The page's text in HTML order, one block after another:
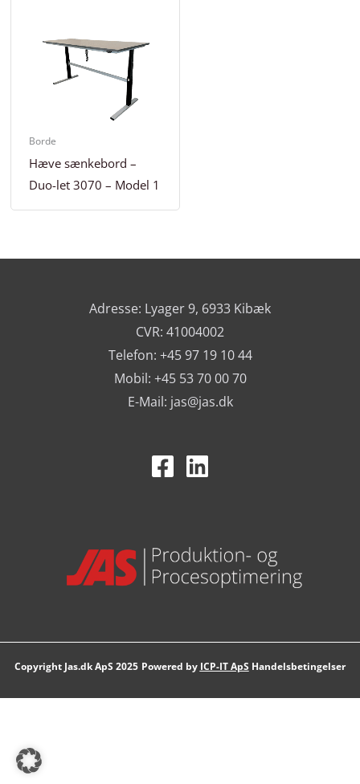
Borde
Hæve sænkebord –
Duo-let 3070 – Model 1
Adresse: Lyager 9, 6933 Kibæk
CVR: 41004002
Telefon: +45 97 19 10 44
Mobil: +45 53 70 00 70
E-Mail: jas@jas.dk
Copyright Jas.dk ApS 2025 Powered by ICP-IT ApS Handelsbetingelser